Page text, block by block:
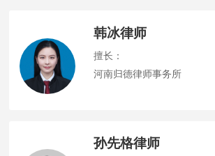
韩冰律师
擅长：
河南归德律师事务所
孙先格律师